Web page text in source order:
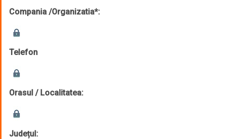
Compania /Organizatia*:
Telefon
Orasul / Localitatea:
Județul: